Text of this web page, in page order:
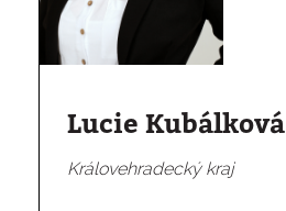
Lucie Kubálková
Královehradecký kraj